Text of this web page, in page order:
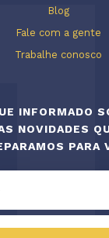
Blog
Fale com a gente
Trabalhe conosco
INFORMADO
NOVIDADES
PARA